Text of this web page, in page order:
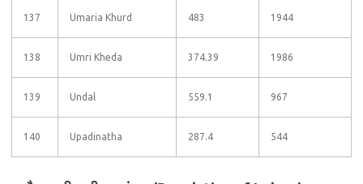
137 Umaria Khurd 483 1944
138 Umri Kheda 374.39 1986
139 Undal 559.1 967
140 Upadinatha 287.4 544